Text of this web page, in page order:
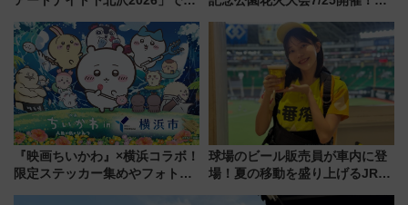
を満喫しよう
混雑に要注意、その理由は
『映画ちいかわ』×横浜コラボ！
限定ステッカー集めやフォトス
球場のビール販売員が車内に登
場！夏の移動を盛り上げるJR九